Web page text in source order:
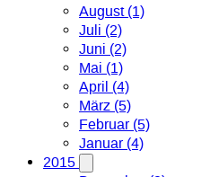
August (1)
Juli (2)
Juni (2)
Mai (1)
April (4)
März (5)
Februar (5)
Januar (4)
2015